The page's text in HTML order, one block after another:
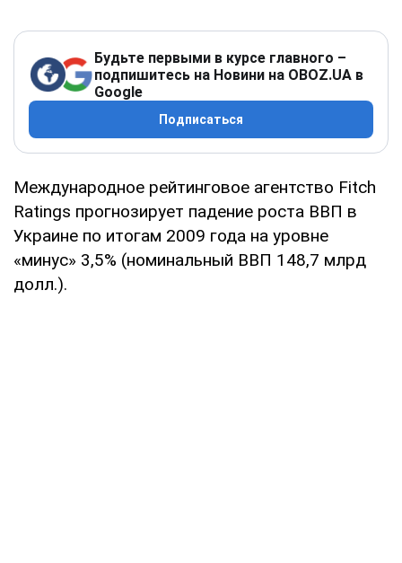
Будьте первыми в курсе главного –
подпишитесь на Новини на OBOZ.UA в
Google
Подписаться
Международное рейтинговое агентство Fitch
Ratings прогнозирует падение роста ВВП в
Украине по итогам 2009 года на уровне
«минус» 3,5% (номинальный ВВП 148,7 млрд
долл.).